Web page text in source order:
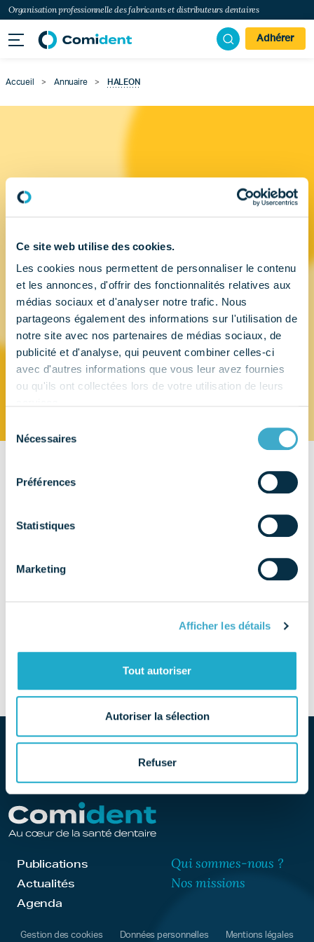
Ce site web utilise des cookies.
Les cookies nous permettent de personnaliser le contenu
et les annonces, d'offrir des fonctionnalités relatives aux
médias sociaux et d'analyser notre trafic. Nous
partageons également des informations sur l'utilisation de
notre site avec nos partenaires de médias sociaux, de
publicité et d'analyse, qui peuvent combiner celles-ci
avec d'autres informations que vous leur avez fournies
ou qu'ils ont collectées lors de votre utilisation de leurs
du Nécessaires
Préférences
Statistiques
Marketing
Afficher les détails
Tout autoriser
Autoriser la sélection
Refuser
Organisation professionnelle des fabricants et distributeurs dentaires
Adhérer
Accueil > Annuaire > HALEON
HALEON
CONTACT
TÉLÉPHONE
Découvrir le site
Publications
Actualités
Agenda
Qui sommes-nous ?
Nos missions
Gestion des cookies Données personnelles Mentions légales